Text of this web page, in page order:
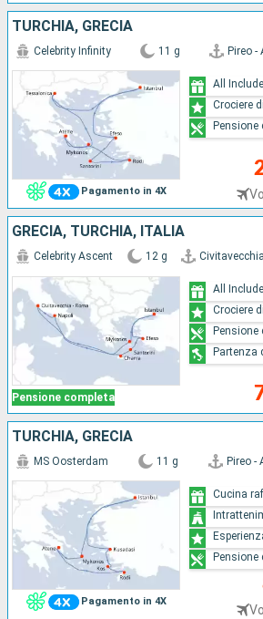
TURCHIA, GRECIA
Pagamento in 4X
Celebrity Infinity 11 g Pireo -
All
Crociere
Pensione
GRECIA, TURCHIA, ITALIA
Pensione completa
Celebrity Ascent 12 g
All
Crociere
Pensione
Partenza
TURCHIA, GRECIA
Pagamento in 4X
MS Oosterdam 11 g Pireo -
Cucina
Pensione